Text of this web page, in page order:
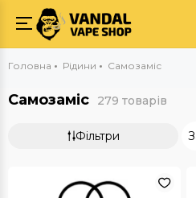
Головна Рідини Самозаміс
Самозаміс 279 товарів
Фільтри